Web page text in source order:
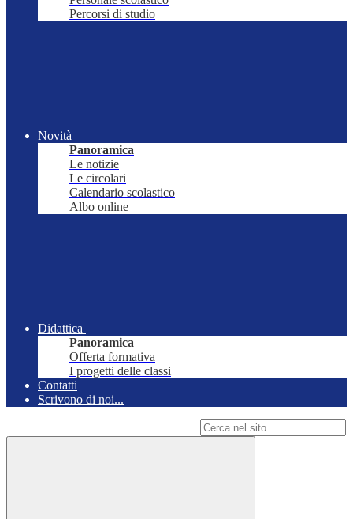
Percorsi di studio
Novità
Panoramica
Le notizie
Le circolari
Calendario scolastico
Albo online
Didattica
Panoramica
Offerta formativa
I progetti delle classi
Contatti
Scrivono di noi...